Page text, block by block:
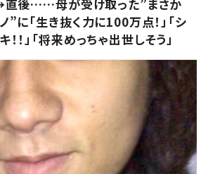
直後……母が受け取った”まさか
”に「生き抜く力に100万点！」「シ
！！」「将来めっちゃ出世しそう」